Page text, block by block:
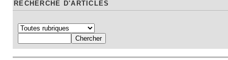
RECHERCHE D'ARTICLES